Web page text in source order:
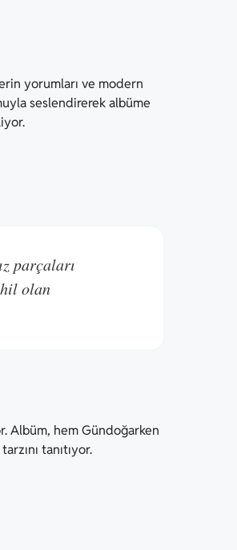
yorumları ve modern
seslendirerek albüme
parçaları
olan
Albüm, hem Gündoğarken
tanıtıyor.